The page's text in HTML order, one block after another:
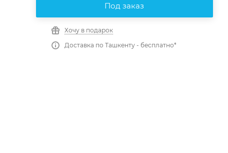
Под заказ
Хочу в подарок
Доставка по Ташкенту - бесплатно*